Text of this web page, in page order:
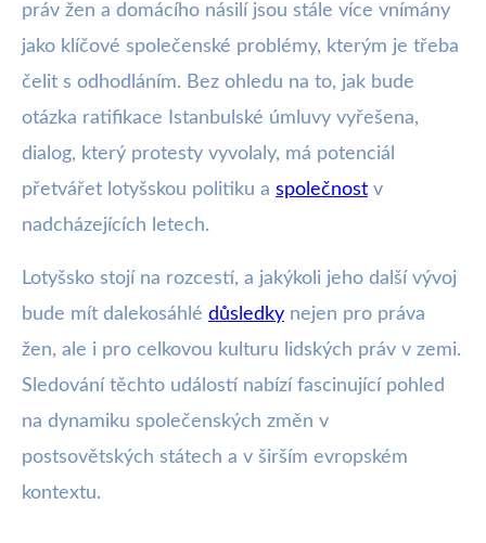
práv žen a domácího násilí jsou stále více vnímány
jako klíčové společenské problémy, kterým je třeba
čelit s odhodláním. Bez ohledu na to, jak bude
otázka ratifikace Istanbulské úmluvy vyřešena,
dialog, který protesty vyvolaly, má potenciál
přetvářet lotyšskou politiku a společnost v
nadcházejících letech.
Lotyšsko stojí na rozcestí, a jakýkoli jeho další vývoj
bude mít dalekosáhlé důsledky nejen pro práva
žen, ale i pro celkovou kulturu lidských práv v zemi.
Sledování těchto událostí nabízí fascinující pohled
na dynamiku společenských změn v
postsovětských státech a v širším evropském
kontextu.